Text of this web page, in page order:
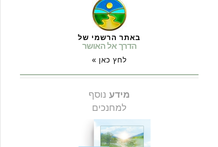
באתר הרשמי של
הדרך אל האושר
לחץ כאן »
מידע נוסף
למחנכים